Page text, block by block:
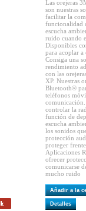
Las orejeras
son nuestras
facilitar la
funcionalidad
escucha
ruido cuando
Disponibles
para acoplar a
Consiga una
rendimiento
con las
XP. Nuestras
Bluetooth®
teléfonos
controlar la
función de
escucha
los sonidos
protección
proteger
Aplicaciones
ofrecer
comunicarse
mucho ruido
Añadir a la
Detalles